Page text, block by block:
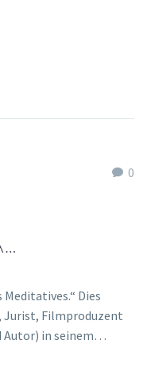
0
Meditatives.“ Dies
Filmproduzent
Autor) in seinem…